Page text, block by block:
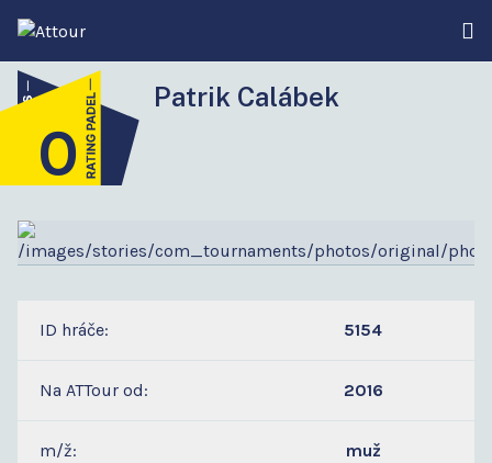
Patrik Calábek
3
0
ID hráče: 5154
Na ATTour od: 2016
m/ž: muž